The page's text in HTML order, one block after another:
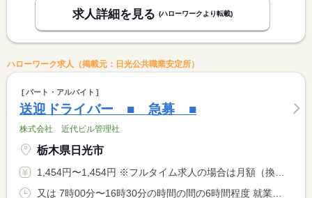
求人詳細を見る (ハローワークより転載)
ハローワーク求人（掲載元：日光公共職業安定所）
パート・アルバイト
送迎ドライバー ■ 急募 ■
株式会社 近代ビル管理社
栃木県日光市
1,454円〜1,454円 ※フルタイム求人の場合は月額（換算額）、パート求人の場合は時間額を表示しています。
又は 7時00分〜16時30分の時間の間の6時間程度 就業時間に関する特記事項 中抜け（４時間）